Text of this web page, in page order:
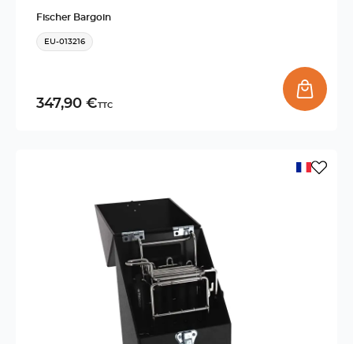
Fischer Bargoin
EU-013216
347,90 €TTC